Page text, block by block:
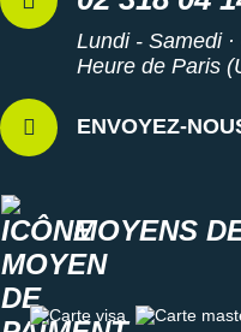
Lundi - Samedi
Heure de Paris
ENVOYEZ-
MOYENS
Carte visa Carte master